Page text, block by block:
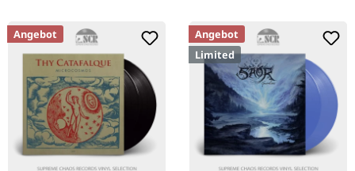
Angebot
Angebot
Limited